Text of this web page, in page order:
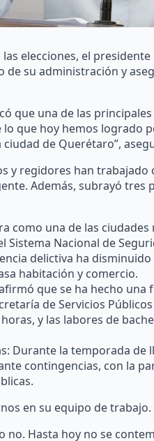
elecciones, el
de su administración y
que una de las
lo que hoy hemos logrado
de Querétaro”,
y regidores han trabajado
Además, subrayó tres
como una de las ciudades
Sistema Nacional de
delictiva ha
habitación y comercio.
que se ha hecho
de Servicios
y las labores de
Durante la temporada de
contingencias, con la
en su equipo de trabajo.
Hasta hoy no se